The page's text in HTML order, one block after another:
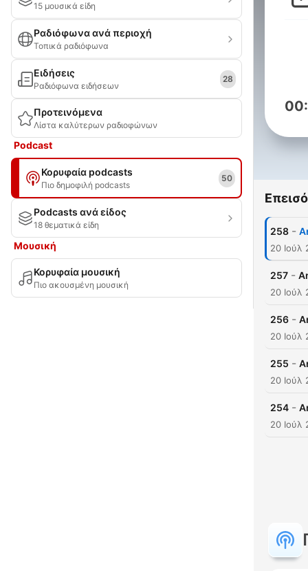
15 μουσικά είδη
Ραδιόφωνα ανά περιοχή
Τοπικά ραδιόφωνα
Ειδήσεις
Ραδιόφωνα ειδήσεων
28
Προτεινόμενα
Λίστα καλύτερων ραδιοφώνων
Podcast
Κορυφαία podcasts
Πιο δημοφιλή podcasts
50
Podcasts ανά είδος
18 θεματικά είδη
Μουσική
Κορυφαία μουσική
Πιο ακουσμένη μουσική
258 -
20 Ιούλ
257 -
20 Ιούλ
256 -
20 Ιούλ
255 -
20 Ιούλ
254 -
20 Ιούλ